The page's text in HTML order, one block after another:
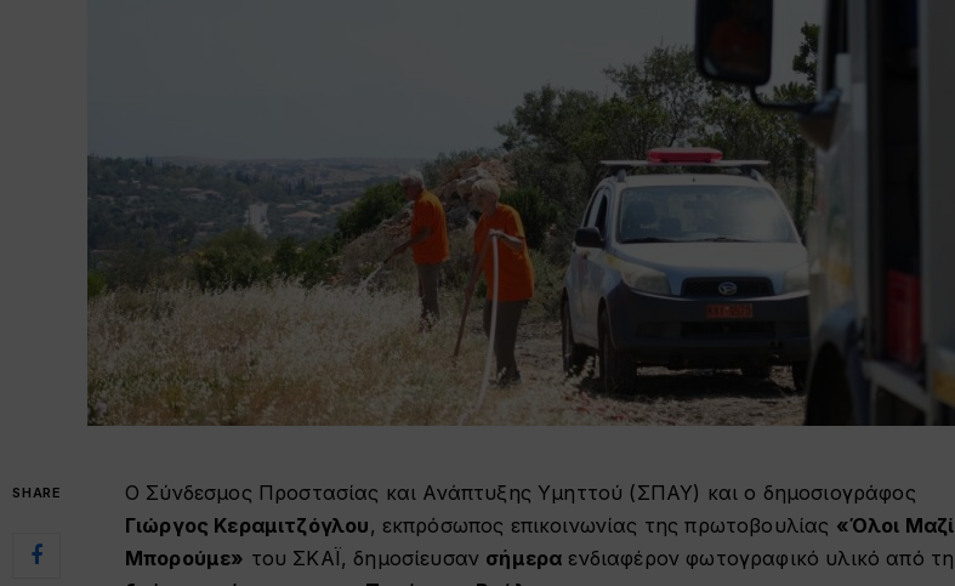
SHARE
Ο Σύνδεσμος Προστασίας και Ανάπτυξης Υμηττού (ΣΠΑΥ) και ο δημοσιογράφος
Γιώργος Κεραμιτζόγλου, εκπρόσωπος επικοινωνίας της πρωτοβουλίας «Όλοι Μαζί
Μπορούμε» του ΣΚΑΪ, δημοσίευσαν σήμερα ενδιαφέρον φωτογραφικό υλικό από τη